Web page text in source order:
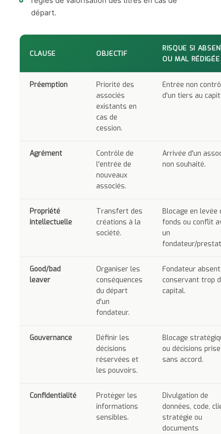
départ.
CLAUSE OBJECTIF
RISQUE SI
OU MAL RÉDIGÉE
Préemption
Priorité des
associés
existants en
cas de
cession.
Entrée non
d'un tiers au
Agrément
Contrôle de
l'entrée de
nouveaux
associés.
Arrivée d'un
non souhaité.
Propriété
intellectuelle
Transfert des
créations à la
société.
Blocage en levée
fonds ou conflit
un
fondateur/
Good/bad
leaver
Organiser les
conséquences
du départ
d'un
fondateur.
Fondateur absent
conservant trop
capital.
Gouvernance
Définir les
décisions
réservées et
les pouvoirs.
Blocage
ou décisions
sans accord.
Confidentialité
Protéger les
informations
sensibles.
Divulgation de
données, code,
stratégie ou
documents